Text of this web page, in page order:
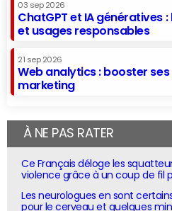
03 sep 2026
ChatGPT et IA génératives
et usages responsables
21 sep 2026
Web analytics : booster
marketing
À NE PAS RATER
Ce Français déloge les
violence grâce à un coup de fil
Les neurologues en sont
pour le cerveau et quelques